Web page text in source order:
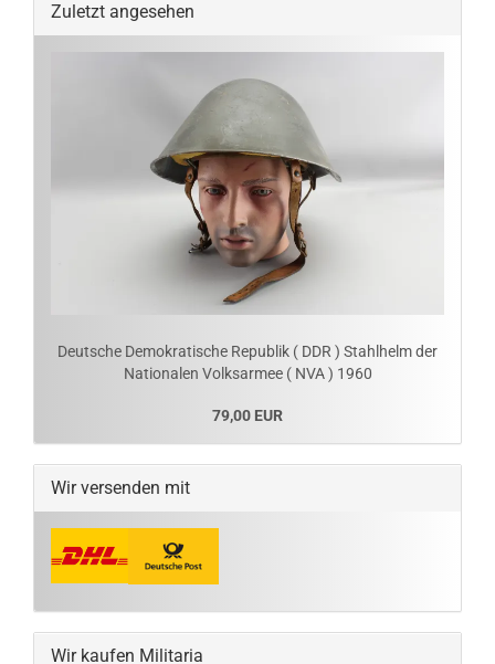
Zuletzt angesehen
Deutsche Demokratische Republik ( DDR ) Stahlhelm der
Nationalen Volksarmee ( NVA ) 1960
79,00 EUR
Wir versenden mit
Wir kaufen Militaria